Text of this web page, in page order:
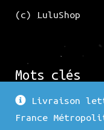
Livraison
France
(c) LuluShop
Mots clés